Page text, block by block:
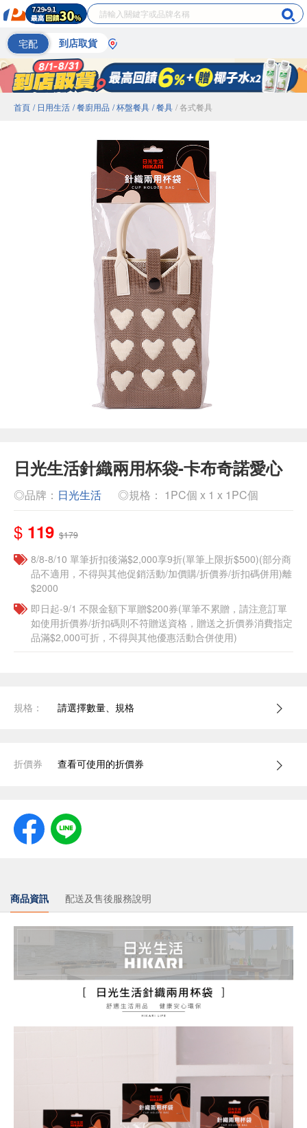
宅配 到店取貨
首頁 / 日用生活 / 餐廚用品 / 杯盤餐具 / 餐具 / 各式餐具
日光生活針織兩用杯袋-卡布奇諾愛心
◎品牌： 日光生活 ◎規格： 1PC個 x 1 x 1PC個
$ 119 $179
8/8-8/10 單筆折扣後滿$2,000享9折(單筆上限折$500)(部分商
品不適用，不得與其他促銷活動/加價購/折價券/折扣碼併用)離
$2000
即日起-9/1 不限金額下單贈$200券(單筆不累贈，請注意訂單
如使用折價券/折扣碼則不符贈送資格，贈送之折價券消費指定
品滿$2,000可折，不得與其他優惠活動合併使用)
規格： 請選擇數量、規格
折價券 查看可使用的折價券
商品資訊 配送及售後服務說明